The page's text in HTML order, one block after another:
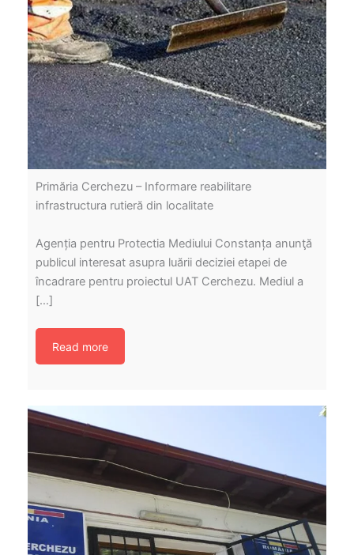
Primăria Cerchezu – Informare reabilitare
infrastructura rutieră din localitate
Agenția pentru Protectia Mediului Constanța anunţă
publicul interesat asupra luării deciziei etapei de
încadrare pentru proiectul UAT Cerchezu. Mediul a
[…]
Read more